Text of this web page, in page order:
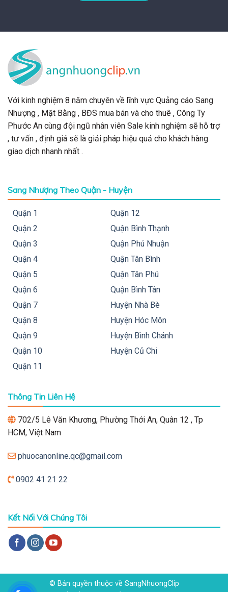
Với kinh nghiệm 8 năm chuyên về lĩnh vực Quảng cáo Sang
Nhượng , Mặt Bằng , BĐS mua bán và cho thuê , Công Ty
Phước An cùng đội ngũ nhân viên Sale kinh nghiệm sẽ hỗ trợ
, tư vấn , định giá sẽ là giải pháp hiệu quả cho khách hàng
giao dịch nhanh nhất .
Sang Nhượng Theo Quận - Huyện
Quận 1
Quận 2
Quận 3
Quận 4
Quận 5
Quận 6
Quận 7
Quận 8
Quận 9
Quận 10
Quận 11
Quận 12
Quận Bình Thạnh
Quận Phú Nhuận
Quận Tân Bình
Quận Tân Phú
Quận Bình Tân
Huyện Nhà Bè
Huyện Hóc Môn
Huyện Bình Chánh
Huyện Củ Chi
Thông Tin Liên Hệ
702/5 Lê Văn Khương, Phường Thới An, Quân 12 , Tp
HCM, Việt Nam
phuocanonline.qc@gmail.com
0902 41 21 22
Kết Nối Với Chúng Tôi
© Bản quyền thuộc về SangNhuongClip